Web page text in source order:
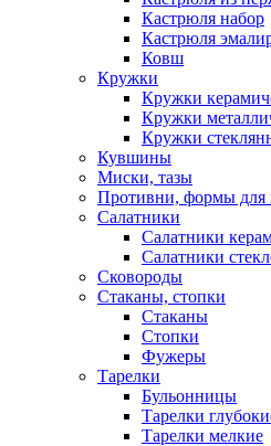
Кастрюля набор
Кастрюля
Ковш
Кружки
Кружки
Кружки
Кружки
Кувшины
Миски, тазы
Противни, формы для
Салатники
Салатники
Салатники
Сковороды
Стаканы, стопки
Стаканы
Стопки
Фужеры
Тарелки
Бульонницы
Тарелки
Тарелки мелкие